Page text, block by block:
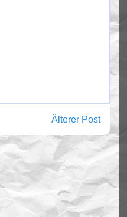
Älterer Post